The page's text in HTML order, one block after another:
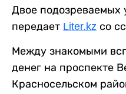
Двое
передает Liter.kz со
Между знакомыми
денег на проспекте
Красносельском